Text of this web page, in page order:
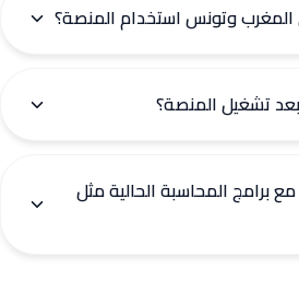
وتونس استخدام المنصة؟
تشغيل المنصة؟
برامج المحاسبة الحالية مثل